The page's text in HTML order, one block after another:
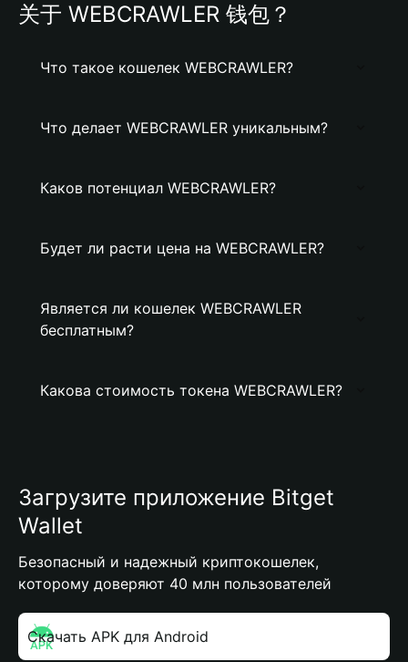
关于 WEBCRAWLER 钱包？
Что такое кошелек WEBCRAWLER?
Что делает WEBCRAWLER уникальным?
Каков потенциал WEBCRAWLER?
Будет ли расти цена на WEBCRAWLER?
Является ли кошелек WEBCRAWLER
бесплатным?
Какова стоимость токена WEBCRAWLER?
Загрузите приложение Bitget
Wallet
Безопасный и надежный криптокошелек,
которому доверяют 40 млн пользователей
Скачать APK для Android